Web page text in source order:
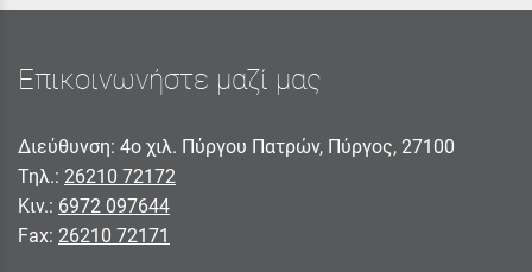
Επικοινωνήστε μαζί μας
Διεύθυνση: 4ο χιλ. Πύργου Πατρών, Πύργος, 27100
Τηλ.: 26210 72172
Κιν.: 6972 097644
Fax: 26210 72171